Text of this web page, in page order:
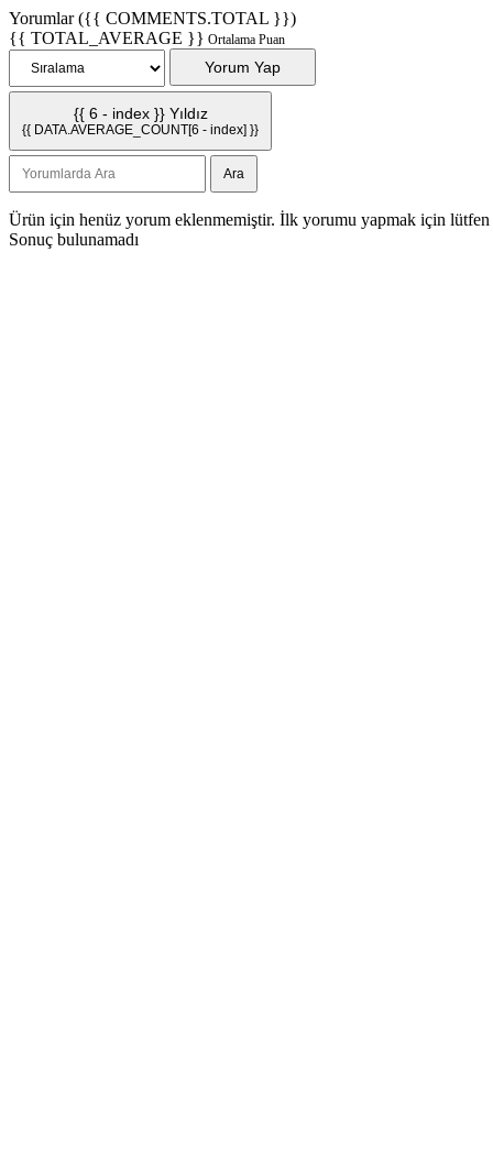
Yorumlar ({{ COMMENTS.TOTAL }})
{{ TOTAL_AVERAGE }} Ortalama Puan
Yorum Yap
{{ 6 - index }} Yıldız
{{ DATA.AVERAGE_COUNT[6 - index] }}
Ara
Ürün için henüz yorum eklenmemiştir. İlk yorumu yapmak için lütfen
Sonuç bulunamadı